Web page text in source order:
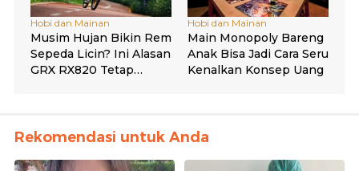
Rekomendasi untuk Anda